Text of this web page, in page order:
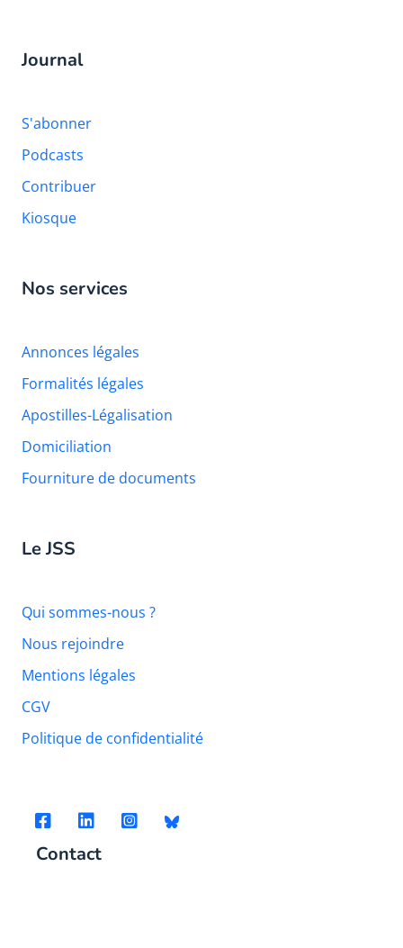
Journal
S'abonner
Podcasts
Contribuer
Kiosque
Nos services
Annonces légales
Formalités légales
Apostilles-Légalisation
Domiciliation
Fourniture de documents
Le JSS
Qui sommes-nous ?
Nous rejoindre
Mentions légales
CGV
Politique de confidentialité
Contact